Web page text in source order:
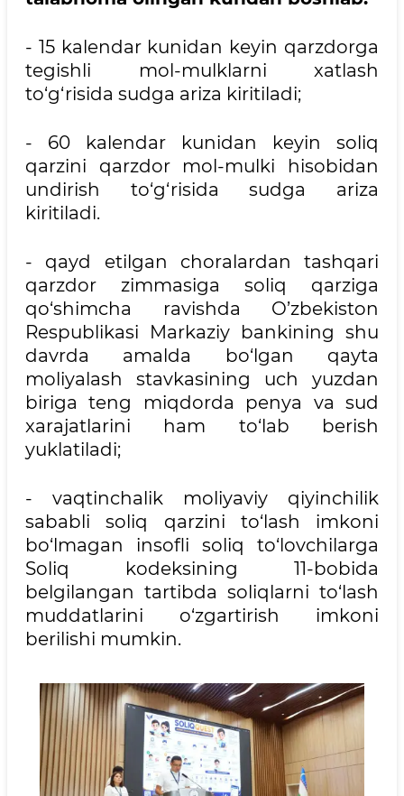
- 15 kalendar kunidan keyin qarzdorga
tegishli mol-mulklarni xatlash
to‘g‘risida sudga ariza kiritiladi;
- 60 kalendar kunidan keyin soliq
qarzini qarzdor mol-mulki hisobidan
undirish to‘g‘risida sudga ariza
kiritiladi.
- qayd etilgan choralardan tashqari
qarzdor zimmasiga soliq qarziga
qo‘shimcha ravishda O’zbekiston
Respublikasi Markaziy bankining shu
davrda amalda bo‘lgan qayta
moliyalash stavkasining uch yuzdan
biriga teng miqdorda penya va sud
xarajatlarini ham to‘lab berish
yuklatiladi;
- vaqtinchalik moliyaviy qiyinchilik
sababli soliq qarzini to‘lash imkoni
bo‘lmagan insofli soliq to‘lovchilarga
Soliq kodeksining 11-bobida
belgilangan tartibda soliqlarni to‘lash
muddatlarini o‘zgartirish imkoni
berilishi mumkin.